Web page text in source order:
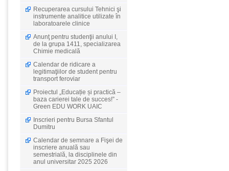
Recuperarea cursului Tehnici şi
instrumente analitice utilizate în
laboratoarele clinice
Anunţ pentru studenţii anului I,
de la grupa 1411, specializarea
Chimie medicală
Calendar de ridicare a
legitimaţiilor de student pentru
transport feroviar
Proiectul „Educație și practică –
baza carierei tale de succes!” -
Green EDU WORK UAIC
Inscrieri pentru Bursa Sfantul
Dumitru
Calendar de semnare a Fişei de
inscriere anuală sau
semestrială, la disciplinele din
anul universitar 2025 2026